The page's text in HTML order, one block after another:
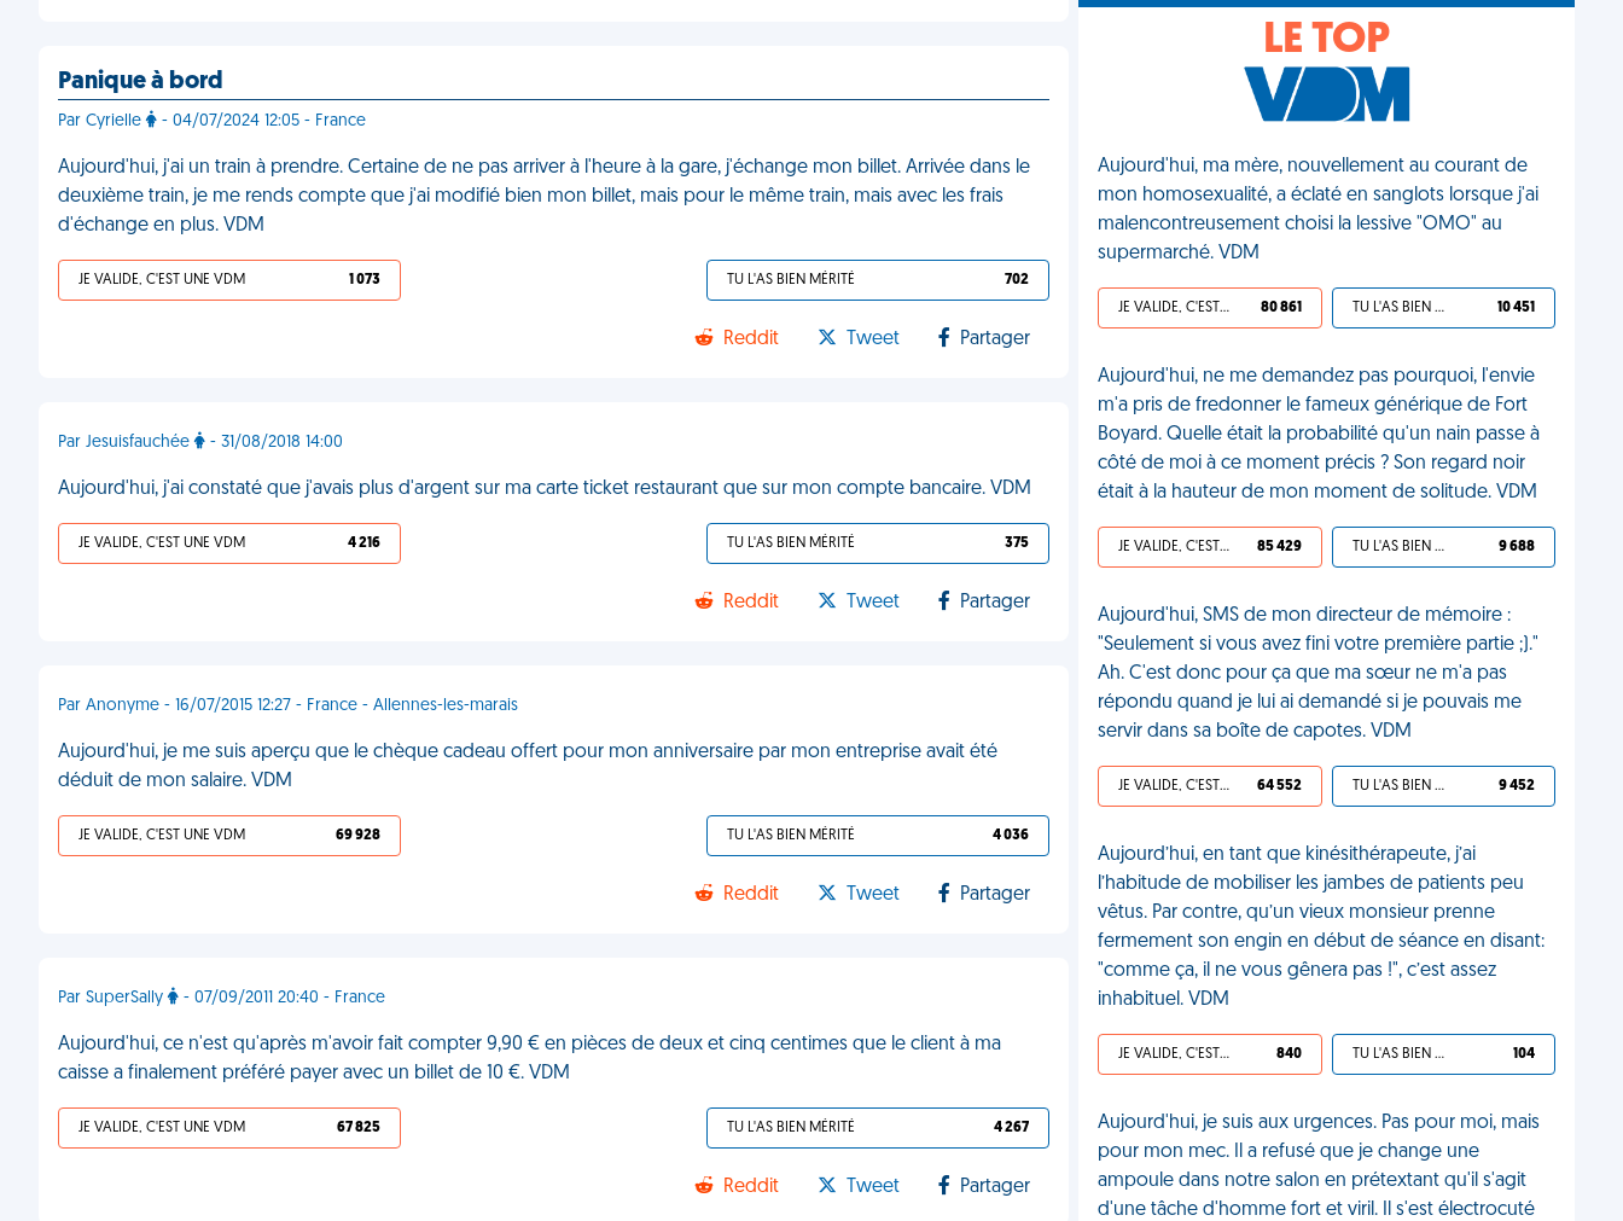
Panique à bord
Par Cyrielle - 04/07/2024 12:05 - France
Aujourd'hui, j'ai un train à prendre. Certaine de ne pas arriver à l'heure à la gare, j'échange mon billet. Arrivée dans le
deuxième train, je me rends compte que j'ai modifié bien mon billet, mais pour le même train, mais avec les frais
d'échange en plus. VDM
JE VALIDE, C'EST UNE VDM 1 073 TU L'AS BIEN MÉRITÉ 702
Reddit Tweet Partager
Par Jesuisfauchée - 31/08/2018 14:00
Aujourd'hui, j'ai constaté que j'avais plus d'argent sur ma carte ticket restaurant que sur mon compte bancaire. VDM
JE VALIDE, C'EST UNE VDM 4 216 TU L'AS BIEN MÉRITÉ 375
Reddit Tweet Partager
Par Anonyme - 16/07/2015 12:27 - France - Allennes-les-marais
Aujourd'hui, je me suis aperçu que le chèque cadeau offert pour mon anniversaire par mon entreprise avait été
déduit de mon salaire. VDM
JE VALIDE, C'EST UNE VDM 69 928 TU L'AS BIEN MÉRITÉ 4 036
Reddit Tweet Partager
Par SuperSally - 07/09/2011 20:40 - France
Aujourd'hui, ce n'est qu'après m'avoir fait compter 9,90 € en pièces de deux et cinq centimes que le client à ma
caisse a finalement préféré payer avec un billet de 10 €. VDM
JE VALIDE, C'EST UNE VDM 67 825 TU L'AS BIEN MÉRITÉ 4 267
Reddit Tweet Partager
LE TOP
Aujourd'hui, ma mère, nouvellement au courant de
mon homosexualité, a éclaté en sanglots lorsque j'ai
malencontreusement choisi la lessive "OMO" au
supermarché. VDM
JE VALIDE, C'EST UNE VDM 80 861 TU L'AS BIEN MÉRITÉ 10 451
Aujourd'hui, ne me demandez pas pourquoi, l'envie
m'a pris de fredonner le fameux générique de Fort
Boyard. Quelle était la probabilité qu'un nain passe à
côté de moi à ce moment précis ? Son regard noir
était à la hauteur de mon moment de solitude. VDM
JE VALIDE, C'EST UNE VDM 85 429 TU L'AS BIEN MÉRITÉ 9 688
Aujourd'hui, SMS de mon directeur de mémoire :
"Seulement si vous avez fini votre première partie ;)."
Ah. C'est donc pour ça que ma sœur ne m'a pas
répondu quand je lui ai demandé si je pouvais me
servir dans sa boîte de capotes. VDM
JE VALIDE, C'EST UNE VDM 64 552 TU L'AS BIEN MÉRITÉ 9 452
Aujourd’hui, en tant que kinésithérapeute, j’ai
l’habitude de mobiliser les jambes de patients peu
vêtus. Par contre, qu’un vieux monsieur prenne
fermement son engin en début de séance en disant:
"comme ça, il ne vous gênera pas !", c’est assez
inhabituel. VDM
JE VALIDE, C'EST UNE VDM 840 TU L'AS BIEN MÉRITÉ 104
Aujourd'hui, je suis aux urgences. Pas pour moi, mais
pour mon mec. Il a refusé que je change une
ampoule dans notre salon en prétextant qu'il s'agit
d'une tâche d'homme fort et viril. Il s'est électrocuté